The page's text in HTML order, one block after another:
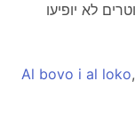
לא יופיעו
Al bovo i al loko,